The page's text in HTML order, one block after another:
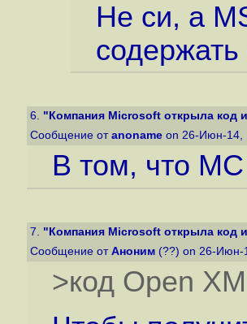
Не си, а
6. "Компания Microsoft открыла код
Сообщение от anoname on 26-Июн-14,
В том, что
7. "Компания Microsoft открыла код
Сообщение от Аноним (??) on 26-Июн-
>код Open